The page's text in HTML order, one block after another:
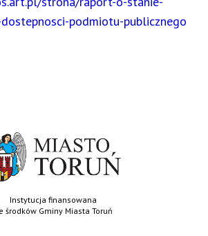
podmiotu-publicznego
Instytucja finansowana
środków Gminy Miasta Toruń